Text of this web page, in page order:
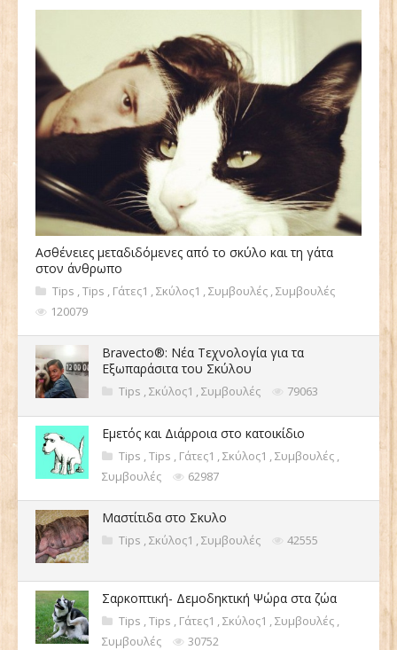
Ασθένειες μεταδιδόμενες από το σκύλο και τη γάτα
στον άνθρωπο
Tips ,Tips , Γάτες1 ,Σκύλος1 ,Συμβουλές ,Συμβουλές
120079
Bravecto®: Νέα Τεχνολογία για τα
Εξωπαράσιτα του Σκύλου
Tips ,Σκύλος1 ,Συμβουλές 79063
Εμετός και Διάρροια στο κατοικίδιο
Tips ,Tips , Γάτες1 ,Σκύλος1 ,Συμβουλές ,
Συμβουλές
62987
Μαστίτιδα στο Σκυλο
Tips ,Σκύλος1 ,Συμβουλές 42555
Σαρκοπτική- Δεμοδηκτική Ψώρα στα ζώα
Tips ,Tips , Γάτες1 ,Σκύλος1 ,Συμβουλές ,
Συμβουλές
30752